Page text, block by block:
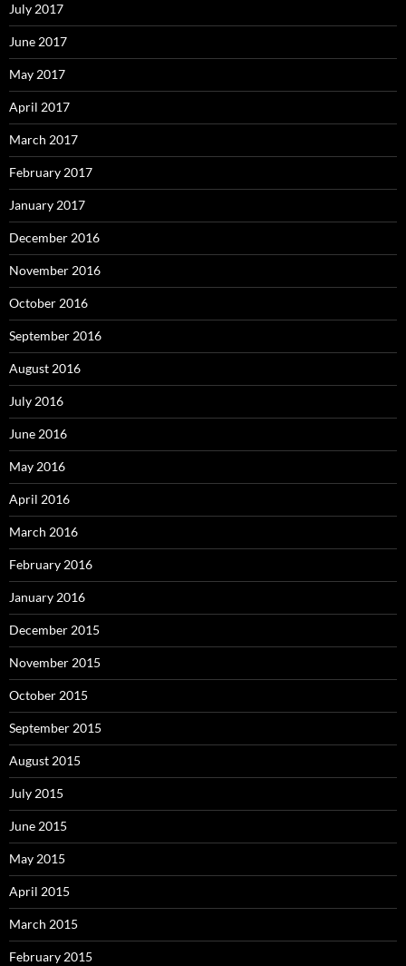
July 2017
June 2017
May 2017
April 2017
March 2017
February 2017
January 2017
December 2016
November 2016
October 2016
September 2016
August 2016
July 2016
June 2016
May 2016
April 2016
March 2016
February 2016
January 2016
December 2015
November 2015
October 2015
September 2015
August 2015
July 2015
June 2015
May 2015
April 2015
March 2015
February 2015